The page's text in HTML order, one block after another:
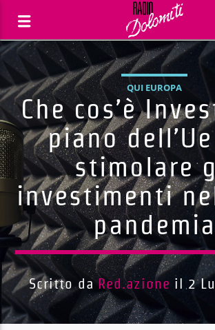
Traccia corrente
Titolo
Artista
QUI EUROPA
Che cos’è
piano
stimolare
investimenti
pandemia
Scritto da Red.azione il 2